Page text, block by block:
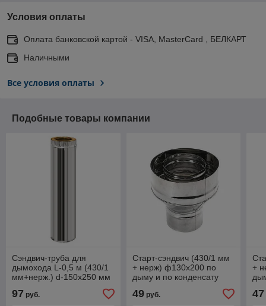
Условия оплаты
Оплата банковской картой - VISA, MasterCard , БЕЛКАРТ
Наличными
Все условия оплаты
Подобные товары компании
Сэндвич-труба для
дымохода L-0,5 м (430/1
мм+нерж.) d-150х250 мм
97 руб.
Старт-сэндвич (430/1 мм
+ нерж) ф130х200 по
дыму и по конденсату
49руб.
+
47